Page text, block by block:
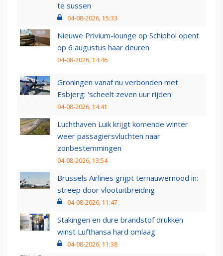
te sussen
04-08-2026, 15:33
Nieuwe Privium-lounge op Schiphol opent
op 6 augustus haar deuren
04-08-2026, 14:46
Groningen vanaf nu verbonden met
Esbjerg: 'scheelt zeven uur rijden'
04-08-2026, 14:41
Luchthaven Luik krijgt komende winter
weer passagiersvluchten naar
zonbestemmingen
04-08-2026, 13:54
Brussels Airlines grijpt ternauwernood in:
streep door vlootuitbreiding
04-08-2026, 11:47
Stakingen en dure brandstof drukken
winst Lufthansa hard omlaag
04-08-2026, 11:38